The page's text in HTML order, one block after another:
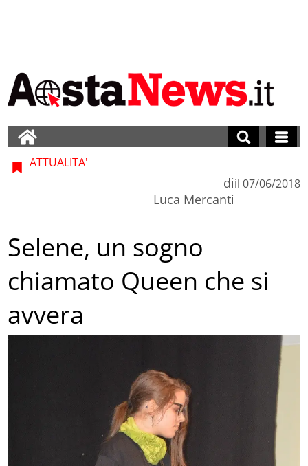
ATTUALITA'
di
Luca Mercanti
il 07/06/2018
Selene, un sogno
chiamato Queen che si
avvera